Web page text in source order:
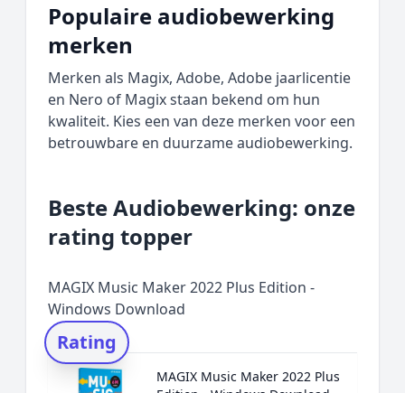
Populaire audiobewerking
merken
Merken als Magix, Adobe, Adobe jaarlicentie
en Nero of Magix staan bekend om hun
kwaliteit. Kies een van deze merken voor een
betrouwbare en duurzame audiobewerking.
Beste Audiobewerking: onze
rating topper
MAGIX Music Maker 2022 Plus Edition -
Windows Download
Rating
MAGIX Music Maker 2022 Plus